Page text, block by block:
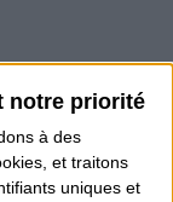
notre priorité
à des
et traitons
uniques et